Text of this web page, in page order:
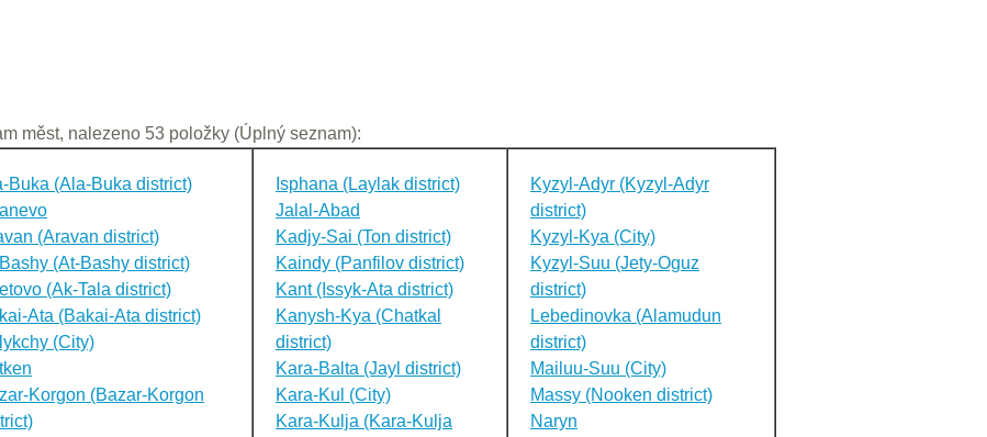
měst, nalezeno 53 položky (Úplný seznam):
Buka (Ala-Buka district)
(Aravan district)
(At-Bashy district)
(Ak-Tala district)
Ata (Bakai-Ata district)
(City)
Korgon (Bazar-Korgon
Isphana (Laylak district)
Jalal-Abad
Kadjy-Sai (Ton district)
Kaindy (Panfilov district)
Kant (Issyk-Ata district)
Kanysh-Kya (Chatkal
district)
Kara-Balta (Jayl district)
Kara-Kul (City)
Kara-Kulja (Kara-Kulja
Kyzyl-Adyr (Kyzyl-Adyr
district)
Kyzyl-Kya (City)
Kyzyl-Suu (Jety-Oguz
district)
Lebedinovka (Alamudun
district)
Mailuu-Suu (City)
Massy (Nooken district)
Naryn